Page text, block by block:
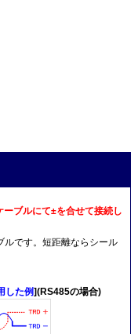
ブルにて±を合せて接続し
ルです。短距離ならシール
した例](RS485の場合)